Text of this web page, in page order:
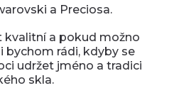
a Preciosa.
kvalitní a pokud možno
bychom rádi, kdyby se
udržet jméno a tradici
skla.